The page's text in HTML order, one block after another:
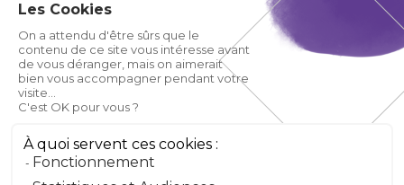
Prénom
Email
Téléphone
Message
Les Cookies
On a attendu d'être sûrs que le
contenu de ce site vous intéresse avant
de vous déranger, mais on aimerait
bien vous accompagner pendant votre
visite...
C'est OK pour vous ?
À quoi servent ces cookies :
Fonctionnement